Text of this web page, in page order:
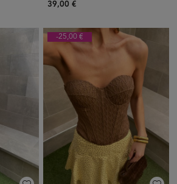
39,00 €
-25,00 €